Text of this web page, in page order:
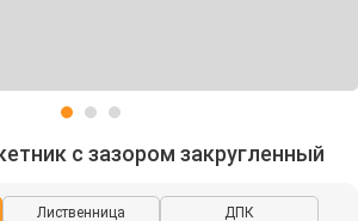
с зазором закругленный
Лиственница ДПК